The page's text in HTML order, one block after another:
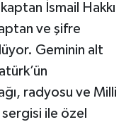
İsmail Hakkı
ve şifre
Geminin alt
radyosu ve Milli
ile özel